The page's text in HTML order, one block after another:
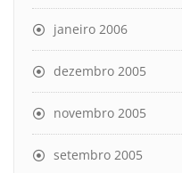
janeiro 2006
dezembro 2005
novembro 2005
setembro 2005